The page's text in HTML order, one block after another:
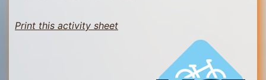
Print this activity sheet